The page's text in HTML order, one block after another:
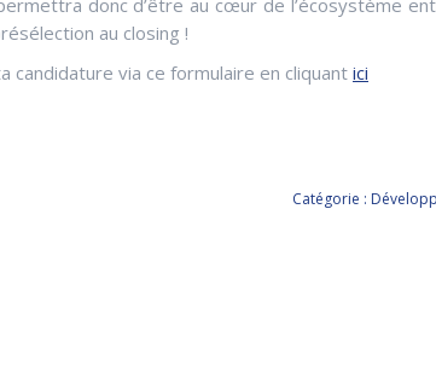
donc d’être au cœur de l’écosystème
au closing !
candidature via ce formulaire en cliquant ici
Catégorie :